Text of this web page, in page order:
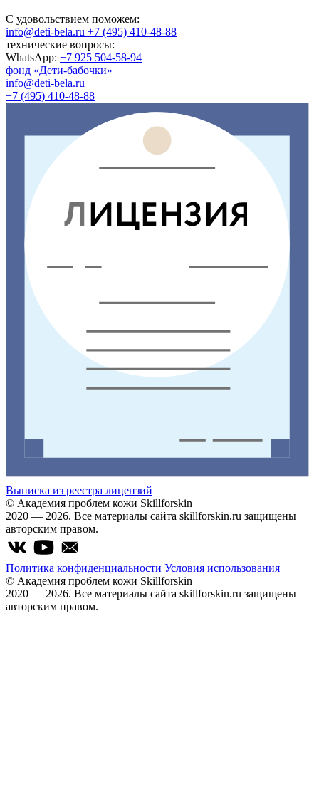
С удовольствием поможем:
info@deti-bela.ru +7 (495) 410-48-88
технические вопросы:
WhatsApp: +7 925 504-58-94
фонд «Дети-бабочки»
info@deti-bela.ru
+7 (495) 410-48-88
Выписка из реестра лицензий
© Академия проблем кожи Skillforskin
2020 — 2026. Все материалы сайта skillforskin.ru защищены
авторским правом.
Политика конфиденциальности Условия использования
© Академия проблем кожи Skillforskin
2020 — 2026. Все материалы сайта skillforskin.ru защищены
авторским правом.